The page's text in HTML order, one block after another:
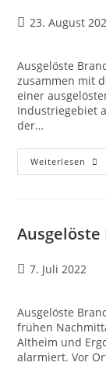
23. August
Ausgelöste
zusammen mit
einer
Industriegebiet
der…
Weiterlesen
7. Juli 2022
Ausgelöste
frühen
Altheim und
alarmiert. Vor